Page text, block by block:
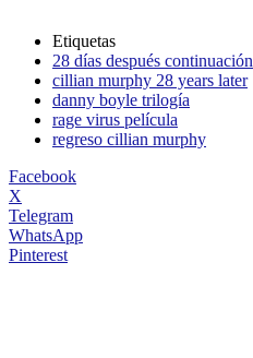
Etiquetas
28 días después continuación
cillian murphy 28 years later
danny boyle trilogía
rage virus película
regreso cillian murphy
Facebook
X
Telegram
WhatsApp
Pinterest